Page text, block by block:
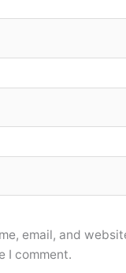
email, and
I comment.